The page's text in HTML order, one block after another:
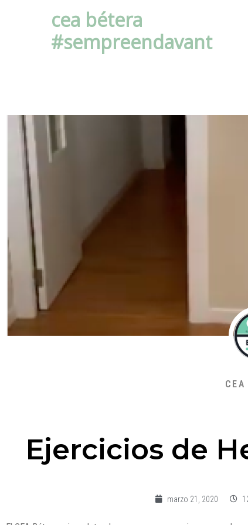
cea bétera
#sempreendavant
Ejercicios de
marzo 21, 2020